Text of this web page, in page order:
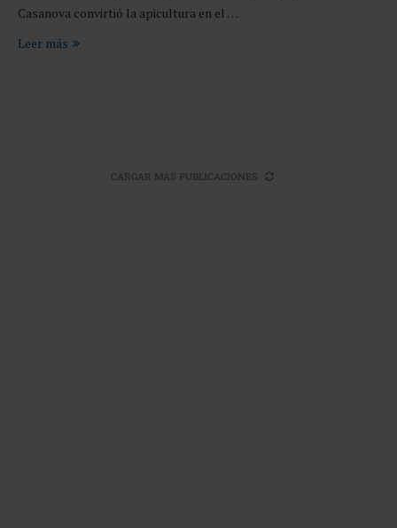
Casanova convirtió la apicultura en el …
Leer más
CARGAR MÁS PUBLICACIONES